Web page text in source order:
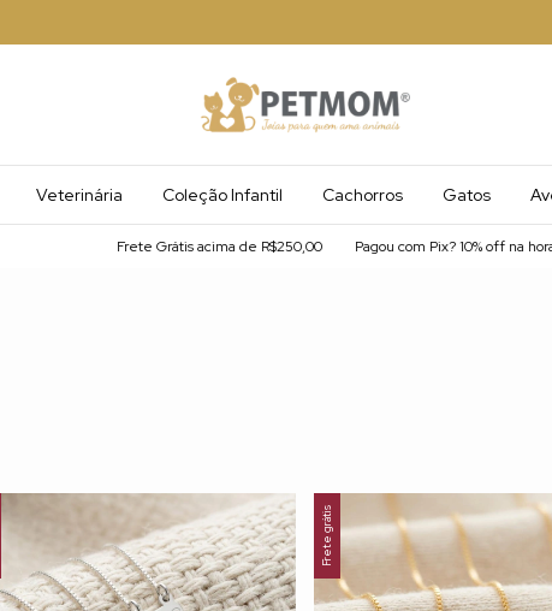
Veterinária Coleção Infantil Cachorros Gatos
Frete Grátis acima de R$250,00 Pagou com Pix? 10% off na hora
Frete grátis